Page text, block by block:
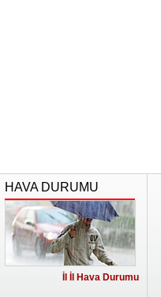
HAVA DURUMU
İl İl Hava Durumu